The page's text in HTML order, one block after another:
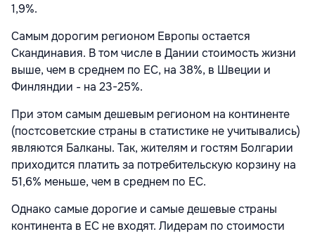
1,9%.
Самым дорогим регионом Европы остается
Скандинавия. В том числе в Дании стоимость жизни
выше, чем в среднем по ЕС, на 38%, в Швеции и
Финляндии - на 23-25%.
При этом самым дешевым регионом на континенте
(постсоветские страны в статистике не учитывались)
являются Балканы. Так, жителям и гостям Болгарии
приходится платить за потребительскую корзину на
51,6% меньше, чем в среднем по ЕС.
Однако самые дорогие и самые дешевые страны
континента в ЕС не входят. Лидерам по стоимости